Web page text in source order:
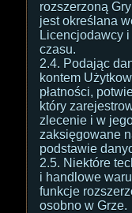
rozszerzoną
jest określana
Licencjodawcy
czasu.
2.4. Podając
kontem
płatności,
który
zlecenie i w
zaksięgowane
podstawie
2.5. Niektóre
i handlowe
funkcje
osobno w Grze.